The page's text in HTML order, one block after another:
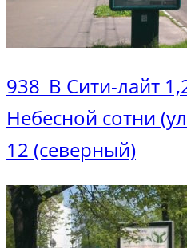
938_В Сити-лайт
Небесной сотни
12 (cеверный)